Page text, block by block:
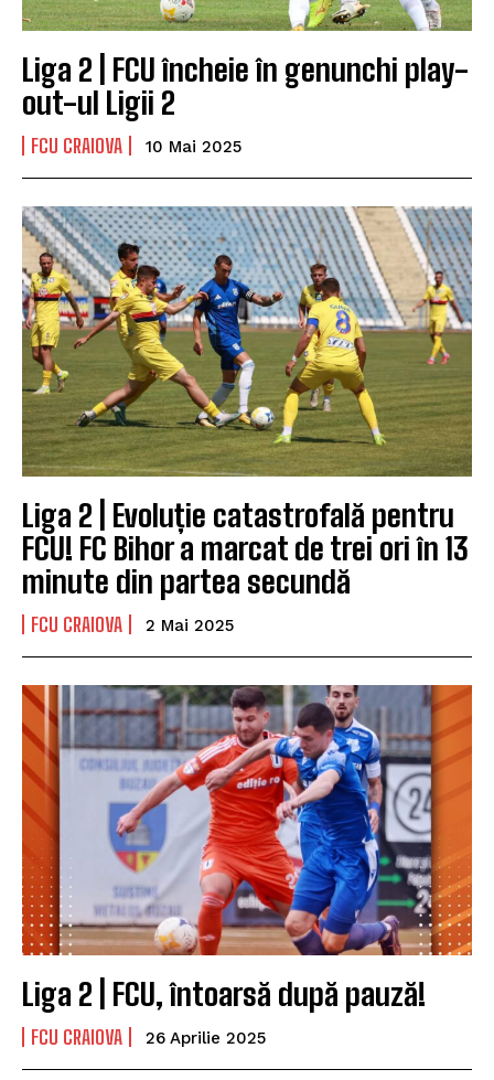
Liga 2 | FCU încheie în genunchi play-
out-ul Ligii 2
FCU CRAIOVA 10 Mai 2025
Liga 2 | Evoluție catastrofală pentru
FCU! FC Bihor a marcat de trei ori în 13
minute din partea secundă
FCU CRAIOVA 2 Mai 2025
Liga 2 | FCU, întoarsă după pauză!
FCU CRAIOVA 26 Aprilie 2025